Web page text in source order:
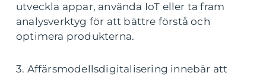
utveckla appar, använda IoT eller ta fram
analysverktyg för att bättre förstå och
optimera produkterna.
3. Affärsmodellsdigitalisering innebär att